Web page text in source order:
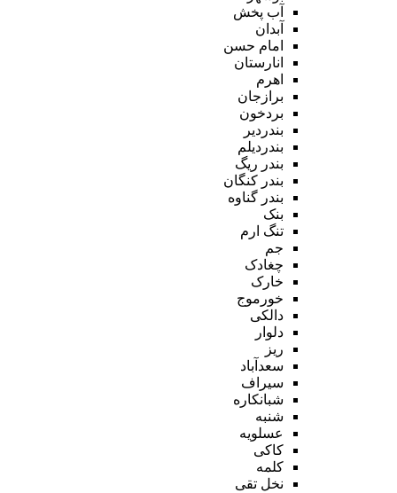
آب پخش
آبدان
امام حسن
انارستان
اهرم
برازجان
بردخون
بندردیر
بندردیلم
بندر ریگ
بندر کنگان
بندر گناوه
بنک
تنگ ارم
جم
چغادک
خارک
خورموج
دالکی
دلوار
ریز
سعدآباد
سیراف
شبانکاره
شنبه
عسلویه
کاکی
کلمه
نخل تقی